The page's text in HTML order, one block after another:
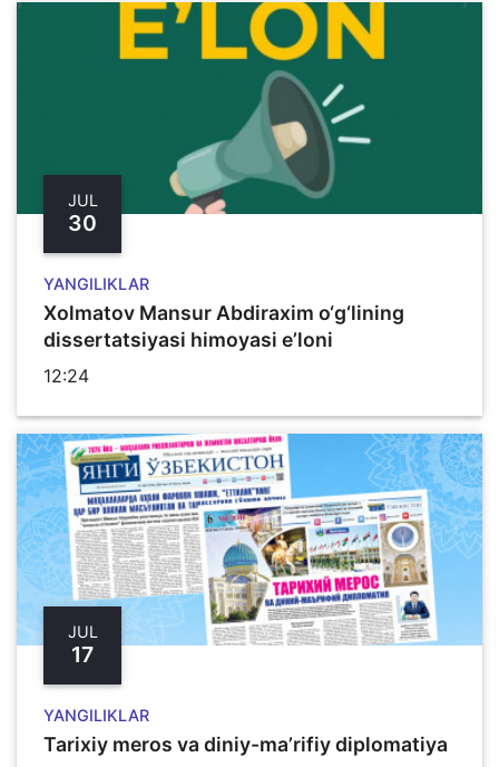
JUL
30
YANGILIKLAR
Xolmatov Mansur Abdiraxim o‘g‘lining
dissertatsiyasi himoyasi e’loni
12:24
JUL
17
YANGILIKLAR
Tarixiy meros va diniy-ma’rifiy diplomatiya